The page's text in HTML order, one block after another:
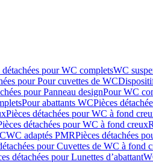
détachées pour WC completsWC
pour Pour cuvettes de WC
pour Panneau designPour WC
Pour abattants WCPièces
Pièces détachées pour WC à fond
détachées pour WC à fond creux
WC adaptés PMRPièces détachées
pour Cuvettes de WC à fond
détachées pour Lunettes d’abattant